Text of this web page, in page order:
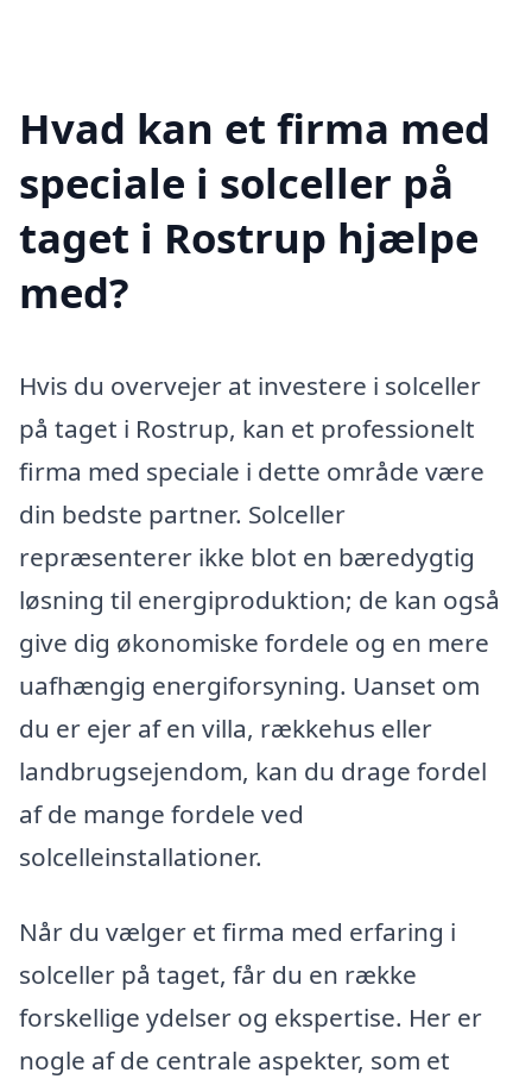
Hvad kan et firma med
speciale i solceller på
taget i Rostrup hjælpe
med?
Hvis du overvejer at investere i solceller
på taget i Rostrup, kan et professionelt
firma med speciale i dette område være
din bedste partner. Solceller
repræsenterer ikke blot en bæredygtig
løsning til energiproduktion; de kan også
give dig økonomiske fordele og en mere
uafhængig energiforsyning. Uanset om
du er ejer af en villa, rækkehus eller
landbrugsejendom, kan du drage fordel
af de mange fordele ved
solcelleinstallationer.
Når du vælger et firma med erfaring i
solceller på taget, får du en række
forskellige ydelser og ekspertise. Her er
nogle af de centrale aspekter, som et